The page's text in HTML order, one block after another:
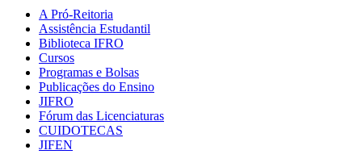
A Pró-Reitoria
Assistência Estudantil
Biblioteca IFRO
Cursos
Programas e Bolsas
Publicações do Ensino
JIFRO
Fórum das Licenciaturas
CUIDOTECAS
JIFEN